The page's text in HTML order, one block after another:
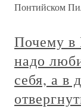
Понтийском
Почему в
надо
себя, а в